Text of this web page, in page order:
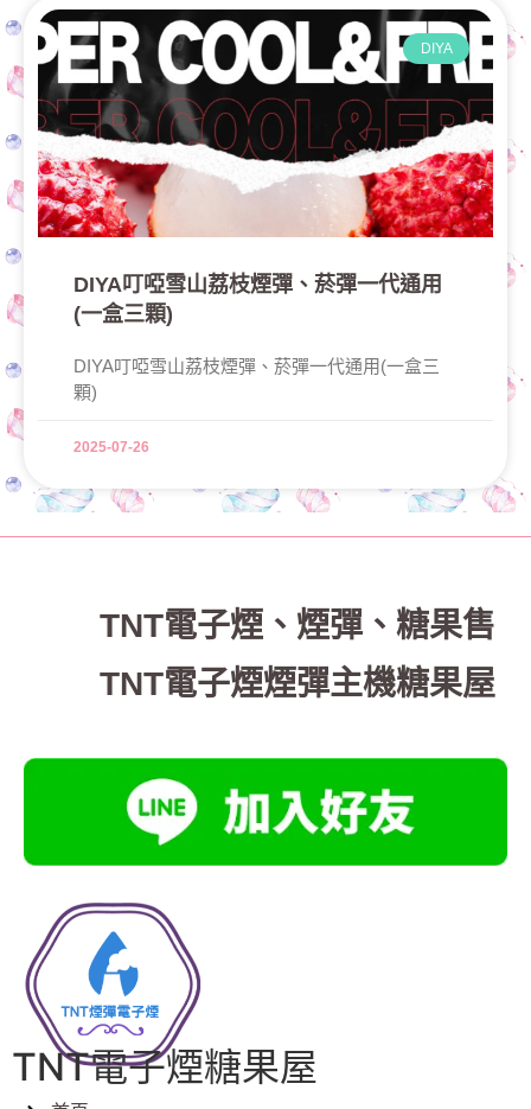
DIYA
DIYA叮啞雪山荔枝煙彈、菸彈一代通用
(一盒三顆)
DIYA叮啞雪山荔枝煙彈、菸彈一代通用(一盒三
顆)
2025-07-26
TNT電子煙 、 煙彈、糖果售
TNT電子煙煙彈主機糖果屋
TNT電子煙糖果屋